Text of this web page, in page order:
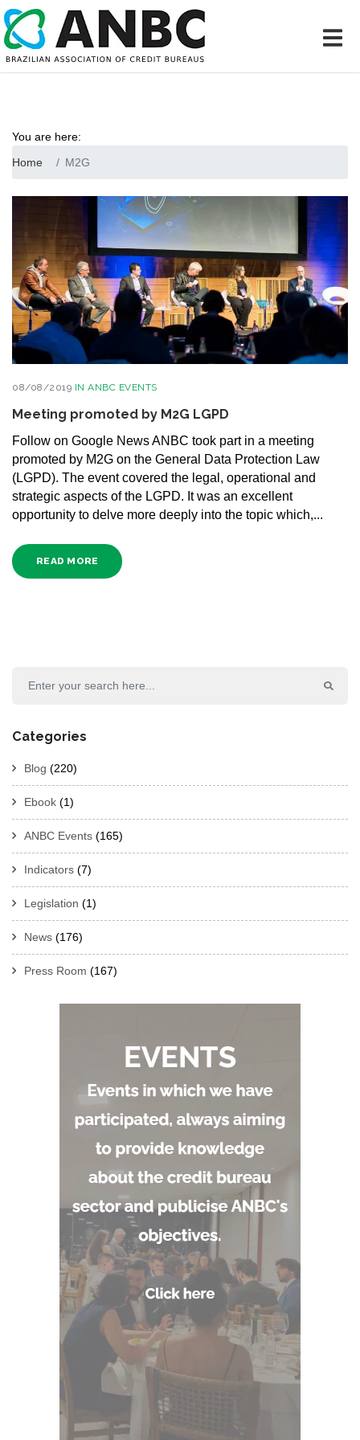
You are here:
Home
M2G
08/08/2019 IN ANBC EVENTS
Meeting promoted by M2G LGPD
Follow on Google News ANBC took part in a meeting
promoted by M2G on the General Data Protection Law
(LGPD). The event covered the legal, operational and
strategic aspects of the LGPD. It was an excellent
opportunity to delve more deeply into the topic which,...
READ MORE
Categories
Blog (220)
Ebook (1)
ANBC Events (165)
Indicators (7)
Legislation (1)
News (176)
Press Room (167)